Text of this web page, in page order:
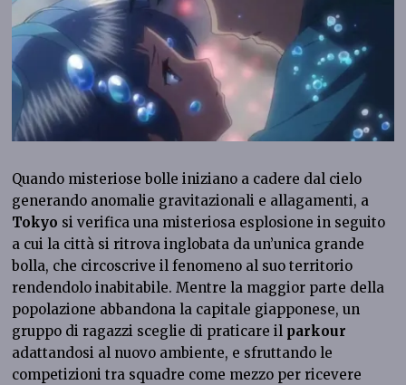
Quando misteriose bolle iniziano a cadere dal cielo
generando anomalie gravitazionali e allagamenti, a
Tokyo si verifica una misteriosa esplosione in seguito
a cui la città si ritrova inglobata da un’unica grande
bolla, che circoscrive il fenomeno al suo territorio
rendendolo inabitabile. Mentre la maggior parte della
popolazione abbandona la capitale giapponese, un
gruppo di ragazzi sceglie di praticare il parkour
adattandosi al nuovo ambiente, e sfruttando le
competizioni tra squadre come mezzo per ricevere